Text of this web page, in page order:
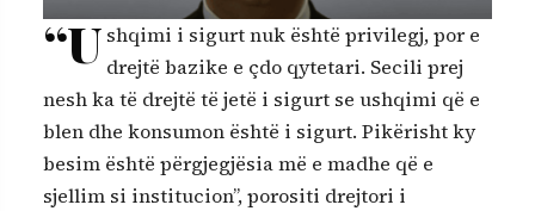
“U shqimi i sigurt nuk është privilegj, por e
drejtë bazike e çdo qytetari. Secili prej
nesh ka të drejtë të jetë i sigurt se ushqimi që e
blen dhe konsumon është i sigurt. Pikërisht ky
besim është përgjegjësia më e madhe që e
sjellim si institucion”, porositi drejtori i